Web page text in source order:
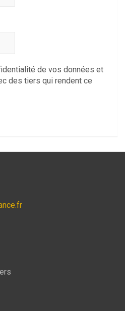
de vos données et
des tiers qui rendent ce